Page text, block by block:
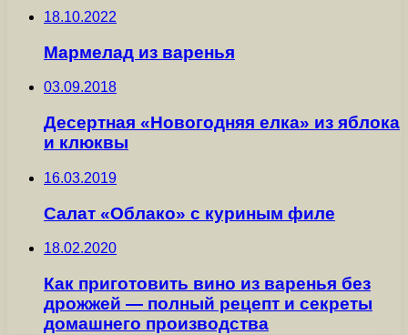
18.10.2022
Мармелад из варенья
03.09.2018
Десертная «Новогодняя елка» из яблока
и клюквы
16.03.2019
Салат «Облако» с куриным филе
18.02.2020
Как приготовить вино из варенья без
дрожжей — полный рецепт и секреты
домашнего производства